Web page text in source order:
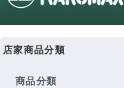
店家商品分類
商品分類